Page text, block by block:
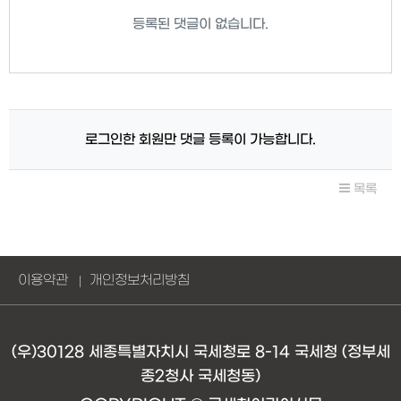
등록된 댓글이 없습니다.
로그인한 회원만 댓글 등록이 가능합니다.
목록
이용약관 개인정보처리방침
(우)30128 세종특별자치시 국세청로 8-14 국세청 (정부세
종2청사 국세청동)